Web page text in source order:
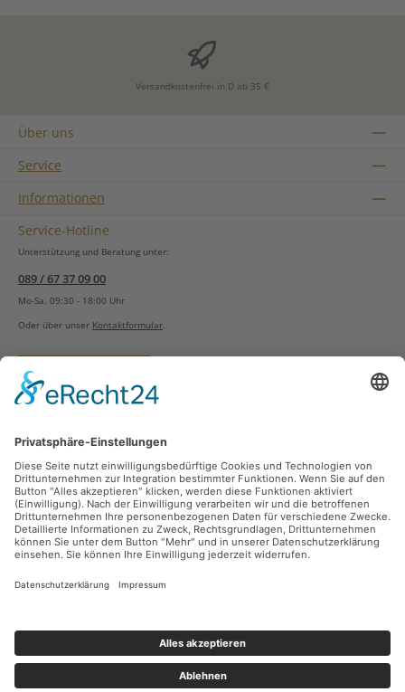
Versandkostenfrei in D ab 35 €
Über uns
Service
Informationen
Service-Hotline
Unterstützung und Beratung unter:
089 / 67 37 09 00
Mo-Sa, 09:30 - 18:00 Uhr
Oder über unser Kontaktformular.
Vertrag widerrufen
Zahlungsarten
Sicher Einkaufen
Ladengeschäft
Newsletter
Facebook Instagram